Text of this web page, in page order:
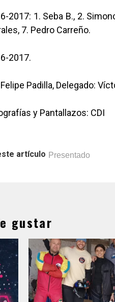
2017: 1. Seba B., 2.
7. Pedro Carreño.
2017.
Padilla, Delegado:
y Pantallazos: CDI
artículo Presentado
gustar